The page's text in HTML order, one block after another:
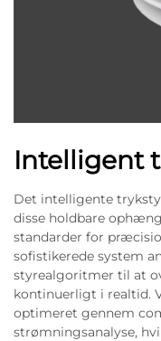
Intelligent
Det intelligente
disse holdbare
standarder for
sofistikerede system
styrealgoritmer til at
kontinuerligt i realtid.
optimeret gennem
strømningsanalyse,